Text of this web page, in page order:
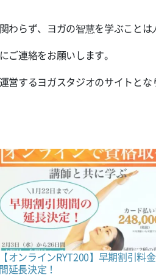
らず、ヨガの智慧を学ぶことは
ご連絡をお願いします。
営するヨガスタジオのサイトとな
【オンラインRYT200】早期割引料
間延長決定！